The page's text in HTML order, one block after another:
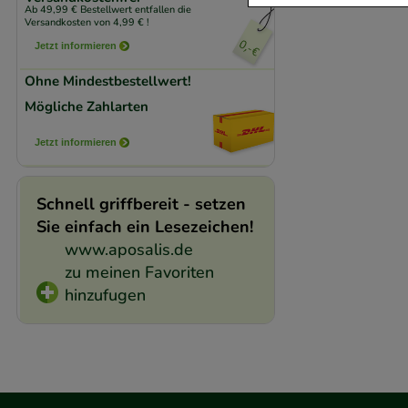
Ab 49,99 € Bestellwert entfallen die
Versandkosten von 4,99 € !
Jetzt informieren
Ohne Mindestbestellwert!
Mögliche Zahlarten
Jetzt informieren
Schnell griffbereit - setzen
Sie einfach ein Lesezeichen!
www.aposalis.de
zu meinen Favoriten
hinzufugen